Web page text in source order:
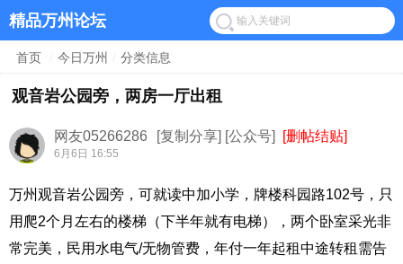
精品万州论坛
首页 今日万州 分类信息
观音岩公园旁，两房一厅出租
网友05266286
6月6日 16:55
[复制分享] [公众号] [删帖结贴]
万州观音岩公园旁，可就读中加小学，牌楼科园路102号，只
用爬2个月左右的楼梯（下半年就有电梯），两个卧室采光非
常完美，民用水电气/无物管费，年付一年起租中途转租需告